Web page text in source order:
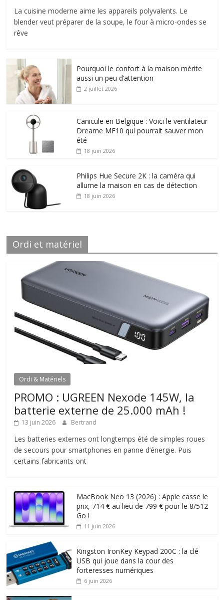
La cuisine moderne aime les appareils polyvalents. Le
blender veut préparer de la soupe, le four à micro-ondes se
rêve
Pourquoi le confort à la maison mérite
aussi un peu d’attention
2 juillet 2026
Canicule en Belgique : Voici le ventilateur
Dreame MF10 qui pourrait sauver mon
été
18 juin 2026
Philips Hue Secure 2K : la caméra qui
allume la maison en cas de détection
18 juin 2026
Ordi et matériel
Ordi & Matériels
PROMO : UGREEN Nexode 145W, la
batterie externe de 25.000 mAh !
13 juin 2026 Bertrand
Les batteries externes ont longtemps été de simples roues
de secours pour smartphones en panne d’énergie. Puis
certains fabricants ont
MacBook Neo 13 (2026) : Apple casse le
prix, 714 € au lieu de 799 € pour le 8/512
Go !
11 juin 2026
Kingston IronKey Keypad 200C : la clé
USB qui joue dans la cour des
forteresses numériques
6 juin 2026